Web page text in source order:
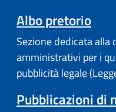
Albo pretorio
Sezione dedicata
amministrativi per i
pubblicità legale
Pubblicazioni di